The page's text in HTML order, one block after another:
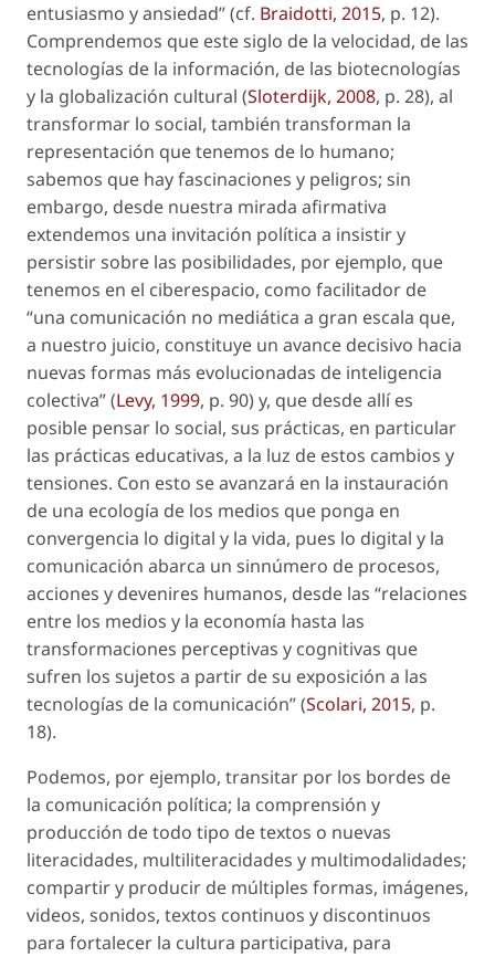
entusiasmo y ansiedad” (cf. Braidotti, 2015, p. 12).
Comprendemos que este siglo de la velocidad, de las
tecnologías de la información, de las biotecnologías
y la globalización cultural (Sloterdijk, 2008, p. 28), al
transformar lo social, también transforman la
representación que tenemos de lo humano;
sabemos que hay fascinaciones y peligros; sin
embargo, desde nuestra mirada afirmativa
extendemos una invitación política a insistir y
persistir sobre las posibilidades, por ejemplo, que
tenemos en el ciberespacio, como facilitador de
“una comunicación no mediática a gran escala que,
a nuestro juicio, constituye un avance decisivo hacia
nuevas formas más evolucionadas de inteligencia
colectiva” (Levy, 1999, p. 90) y, que desde allí es
posible pensar lo social, sus prácticas, en particular
las prácticas educativas, a la luz de estos cambios y
tensiones. Con esto se avanzará en la instauración
de una ecología de los medios que ponga en
convergencia lo digital y la vida, pues lo digital y la
comunicación abarca un sinnúmero de procesos,
acciones y devenires humanos, desde las “relaciones
entre los medios y la economía hasta las
transformaciones perceptivas y cognitivas que
sufren los sujetos a partir de su exposición a las
tecnologías de la comunicación” (Scolari, 2015, p.
18).
Podemos, por ejemplo, transitar por los bordes de
la comunicación política; la comprensión y
producción de todo tipo de textos o nuevas
literacidades, multiliteracidades y multimodalidades;
compartir y producir de múltiples formas, imágenes,
videos, sonidos, textos continuos y discontinuos
para fortalecer la cultura participativa, para